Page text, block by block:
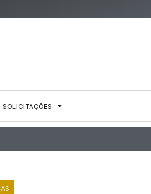
SOLICITAÇÕES